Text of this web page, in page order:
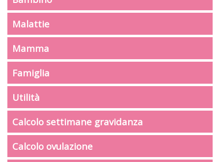
Malattie
Mamma
Famiglia
Utilità
Calcolo settimane gravidanza
Calcolo ovulazione